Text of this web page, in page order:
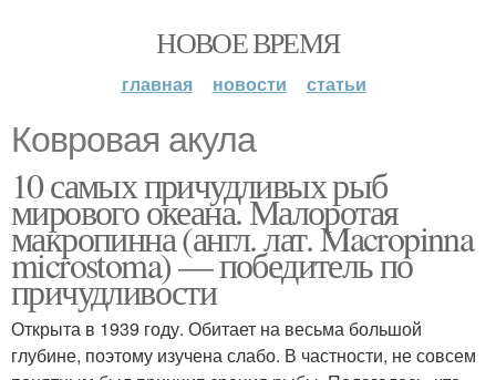
НОВОЕ ВРЕМЯ
главная новости статьи
Ковровая акула
10 самых причудливых рыб
мирового океана. Малоротая
макропинна (англ. лат. Macropinna
microstoma) — победитель по
причудливости
Открыта в 1939 году. Обитает на весьма большой
глубине, поэтому изучена слабо. В частности, не совсем